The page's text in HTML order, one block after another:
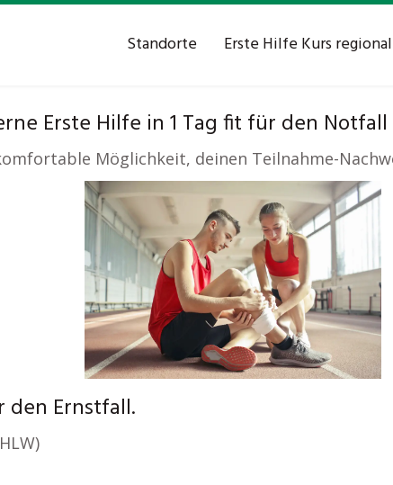
Standorte Erste Hilfe Kurs regional
Erste Hilfe in 1 Tag fit für den Notfall
Möglichkeit, deinen Teilnahme-
den Ernstfall.